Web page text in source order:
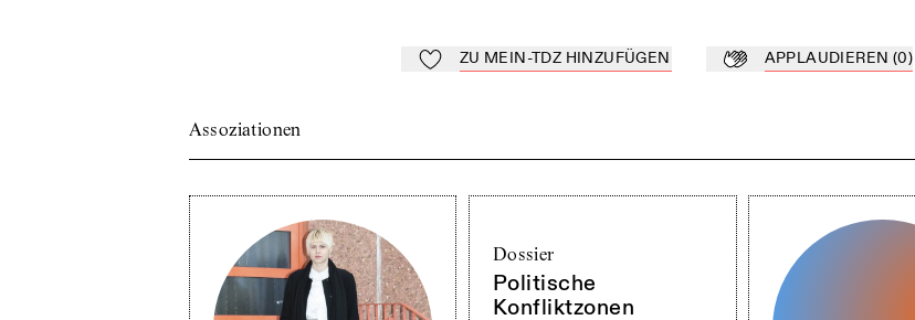
Zu Mein-TdZ hinzufügen
ZU MEIN-TDZ HINZUFÜGEN
Applaudieren
APPLAUDIEREN (0)
Assoziationen
Dossier
Politische
Konfliktzonen